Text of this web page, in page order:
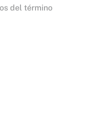
del término